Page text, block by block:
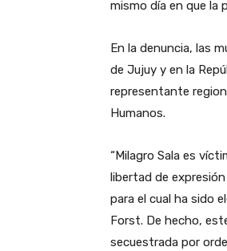
mismo día en que la
En la denuncia, las
de Jujuy y en la
representante
Humanos.
“Milagro Sala es
libertad de
para el cual ha sido
Forst. De hecho,
secuestrada por